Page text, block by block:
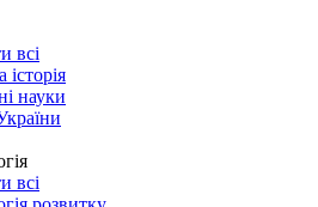
всі
історія
науки
всі